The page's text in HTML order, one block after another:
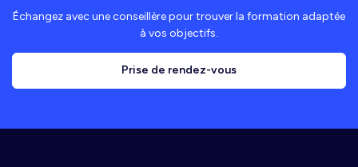
Échangez avec une conseillère pour trouver la formation adaptée
à vos objectifs.
Prise de rendez-vous